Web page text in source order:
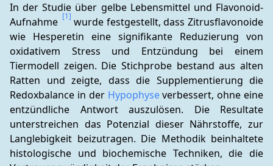
In der Studie über gelbe Lebensmittel und Flavonoid-
Aufnahme [1] wurde festgestellt, dass Zitrusflavonoide
wie Hesperetin eine signifikante Reduzierung von
oxidativem Stress und Entzündung bei einem
Tiermodell zeigen. Die Stichprobe bestand aus alten
Ratten und zeigte, dass die Supplementierung die
Redoxbalance in der Hypophyse verbessert, ohne eine
entzündliche Antwort auszulösen. Die Resultate
unterstreichen das Potenzial dieser Nährstoffe, zur
Langlebigkeit beizutragen. Die Methodik beinhaltete
histologische und biochemische Techniken, die die